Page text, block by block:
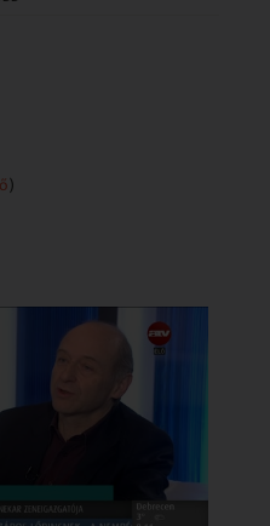
az Országos
György, a Házi
elnöke.
a társadalom
Iván karmester, a
)